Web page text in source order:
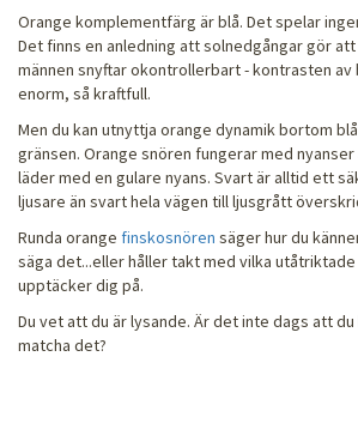
Orange komplementfärg är blå. Det spelar
Det finns en anledning att solnedgångar gör
männen snyftar okontrollerbart - kontrasten av
enorm, så kraftfull.
Men du kan utnyttja orange dynamik bortom
gränsen. Orange snören fungerar med
läder med en gulare nyans. Svart är alltid ett
ljusare än svart hela vägen till ljusgrått
Runda orange finskosnören säger hur du
säga det...eller håller takt med vilka
upptäcker dig på.
Du vet att du är lysande. Är det inte dags att
matcha det?